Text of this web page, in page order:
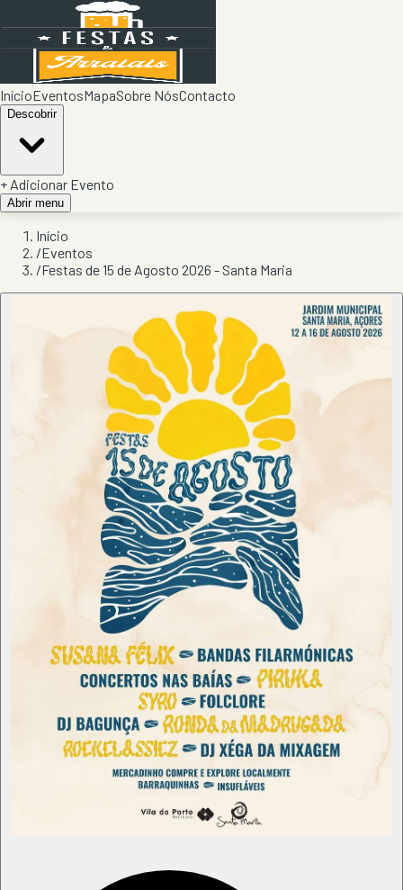
InícioEventosMapaSobre NósContacto
Descobrir
+ Adicionar Evento
Abrir menu
Início
/Eventos
/Festas de 15 de Agosto 2026 - Santa Maria